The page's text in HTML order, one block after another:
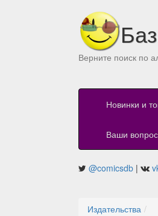
Верните поиск по
Новинки и
Ваши
@comicsdb |
Издательства